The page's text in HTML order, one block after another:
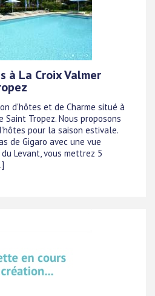
à La Croix Valmer
d'hôtes et de Charme situé à
Saint Tropez. Nous proposons
pour la saison estivale.
de Gigaro avec une vue
Levant, vous mettrez 5